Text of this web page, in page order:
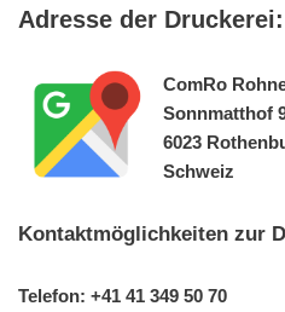
Adresse der
ComRo
Sonnmatthof
6023
Schweiz
Kontaktmöglichkeiten zur
Telefon: +41 41 349 50 70